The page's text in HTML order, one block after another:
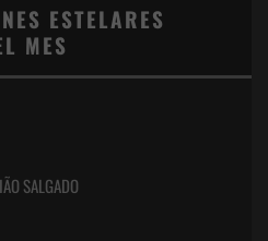
ESTELARES
MES
SALGADO